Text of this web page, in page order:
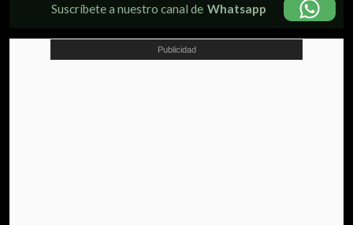
Suscríbete a nuestro canal de Whatsapp